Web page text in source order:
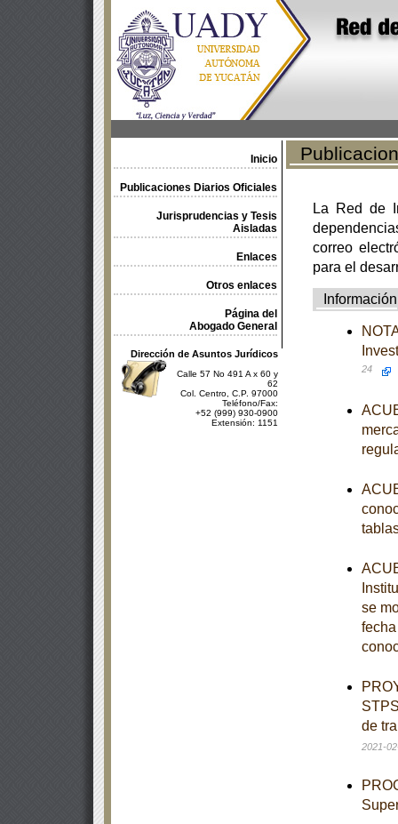
Inicio
Publicaciones Diarios Oficiales
Jurisprudencias y Tesis
Aisladas
Enlaces
Otros enlaces
Página del
Abogado General
Dirección de Asuntos Jurídicos
Calle 57 No 491 A x 60 y
62
Col. Centro, C.P. 97000
Teléfono/Fax:
+52 (999) 930-0900
Extensión: 1151
La Red de
correo
para el
Información
24
se
de
2021-